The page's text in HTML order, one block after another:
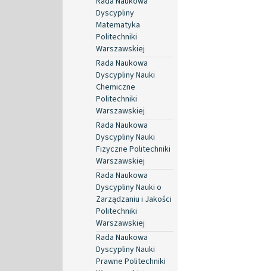
Dyscypliny
Matematyka
Politechniki
Warszawskiej
Rada Naukowa
Dyscypliny Nauki
Chemiczne
Politechniki
Warszawskiej
Rada Naukowa
Dyscypliny Nauki
Fizyczne Politechniki
Warszawskiej
Rada Naukowa
Dyscypliny Nauki o
Zarządzaniu i Jakości
Politechniki
Warszawskiej
Rada Naukowa
Dyscypliny Nauki
Prawne Politechniki